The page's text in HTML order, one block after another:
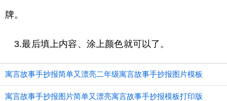
牌。
3.最后填上内容、涂上颜色就可以了。
寓言故事手抄报简单又漂亮二年级寓言故事手抄报图片模板
寓言故事手抄报图片简单又漂亮寓言故事手抄报模板打印版